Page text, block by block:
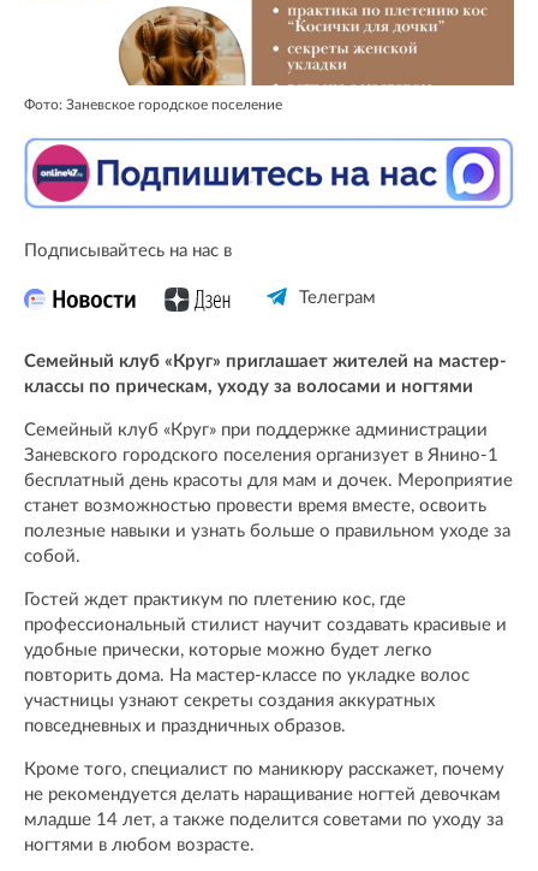
Фото: Заневское городское поселение
Подписывайтесь на нас в
Телеграм
Семейный клуб «Круг» приглашает жителей на мастер-
классы по прическам, уходу за волосами и ногтями
Семейный клуб «Круг» при поддержке администрации
Заневского городского поселения организует в Янино-1
бесплатный день красоты для мам и дочек. Мероприятие
станет возможностью провести время вместе, освоить
полезные навыки и узнать больше о правильном уходе за
собой.
Гостей ждет практикум по плетению кос, где
профессиональный стилист научит создавать красивые и
удобные прически, которые можно будет легко
повторить дома. На мастер-классе по укладке волос
участницы узнают секреты создания аккуратных
повседневных и праздничных образов.
Кроме того, специалист по маникюру расскажет, почему
не рекомендуется делать наращивание ногтей девочкам
младше 14 лет, а также поделится советами по уходу за
ногтями в любом возрасте.